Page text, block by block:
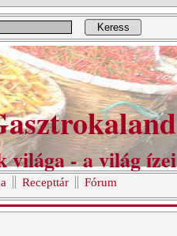
Keress
világa - a világ ízei
Recepttár Fórum